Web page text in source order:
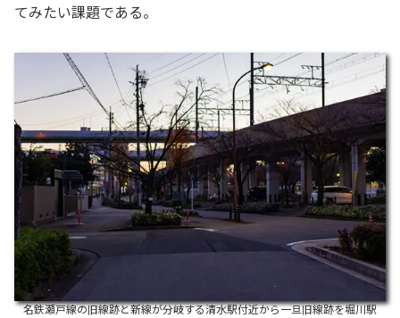
てみたい課題である。
名鉄瀬戸線の旧線跡と新線が分岐する清水駅付近から一旦旧線跡を堀川駅